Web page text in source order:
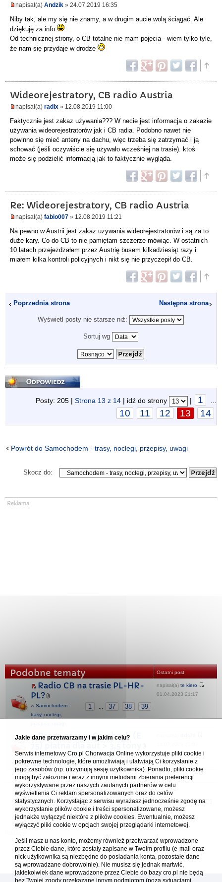
napisał(a) Andzik » 24.07.2019 16:35
Niby tak, ale my się nie znamy, a w drugim aucie wolą ściągać. Ale
dziękuję za info
Od technicznej strony, o CB totalne nie mam pojęcia - wiem tylko tyle,
że nam się przydaje w drodze
Wideorejestratory, CB radio Austria
napisał(a) radix » 12.08.2019 11:00
Faktycznie jest zakaz używania??? W necie jest informacja o zakazie
używania wideorejestratorów jak i CB radia. Podobno nawet nie
powinno się mieć anteny na dachu, więc trzeba się zatrzymać i ją
schować (jeśli oczywiście się używało wcześniej na trasie). ktoś
może się podzielić informacją jak to faktycznie wygląda.
Re: Wideorejestratory, CB radio Austria
napisał(a) fabio007 » 12.08.2019 11:21
Na pewno w Austrii jest zakaz używania wideorejestratorów i są za to
duże kary. Co do CB to nie pamiętam szczerze mówiąc. W ostatnich
10 latach przejeżdżałem przez Austrię busem kilkadziesiąt razy i
miałem kilka kontroli policyjnych i nikt się nie przyczepił do CB.
Poprzednia strona Następna strona
Wyświetl posty nie starsze niż:
Sortuj wg
Odpowiedz
Posty: 205 | Strona 13 z 14 | idź do strony | 1 ...
10 11 12 13 14
Powrót do Samochodem - trasy, noclegi, przepisy, uwagi
Skocz do:
Podobne tematy Ostatni post
Radio CB na trasie PL-HR-
PL?
1 ... 37 38 39
w Samochodem -
trasy, noclegi,
napisał(a) te kiero
01.04.2023 21:17
Droga nr 11 w Czechach (E
1 ... 5 6 7
wSamochodem - trasy,
noclegi, przepisy, uwagi
Forum Chorwacja Online - Cro.pl
Usuń ciasteczka• Strefa czasowa: UTC + 1 (Polska - czas zimowy) [ DST
Jakie dane przetwarzamy i w jakim celu?
Serwis internetowy Cro.pl Chorwacja Online wykorzystuje pliki cookie i
pokrewne technologie, które umożliwiają i ułatwiają Ci korzystanie z
jego zasobów (np. utrzymują sesję użytkownika). Ponadto, pliki cookie
mogą być założone i wraz z innymi metodami zbierania preferencji
wykorzystywane przez naszych zaufanych partnerów w celu
wyświetlenia Ci reklam spersonalizowanych oraz do celów
statystycznych. Korzystając z serwisu wyrażasz jednocześnie zgodę na
wykorzystanie plików cookie i treści spersonalizowane, możesz
jednakże wyłączyć niektóre z plików cookies. Ewentualnie, możesz
wyłączyć pliki cookie w opcjach swojej przeglądarki internetowej.
Jeśli masz u nas konto, możemy również przetwarzać wprowadzone
przez Ciebie dane, które zostały zapisane w Twoim profilu (e-mail oraz
nick użytkownika są niezbędne do posiadania konta, pozostałe dane
są wprowadzane dobrowolnie). Nie musisz się jednak martwić,
jakiekolwiek dane wprowadzone przez Ciebie do bazy cro.pl nie będą
bez Twojej zgody przekazane innym podmiotom (poza sytuacjami,